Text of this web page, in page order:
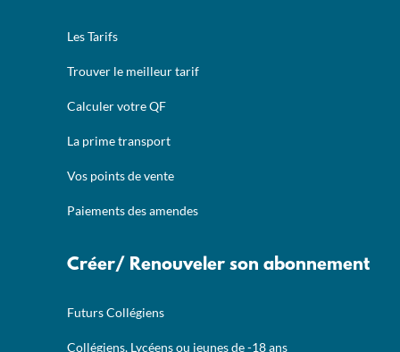
Les Tarifs
Trouver le meilleur tarif
Calculer votre QF
La prime transport
Vos points de vente
Paiements des amendes
Créer/ Renouveler son abonnement
Futurs Collégiens
Collégiens, Lycéens ou jeunes de -18 ans